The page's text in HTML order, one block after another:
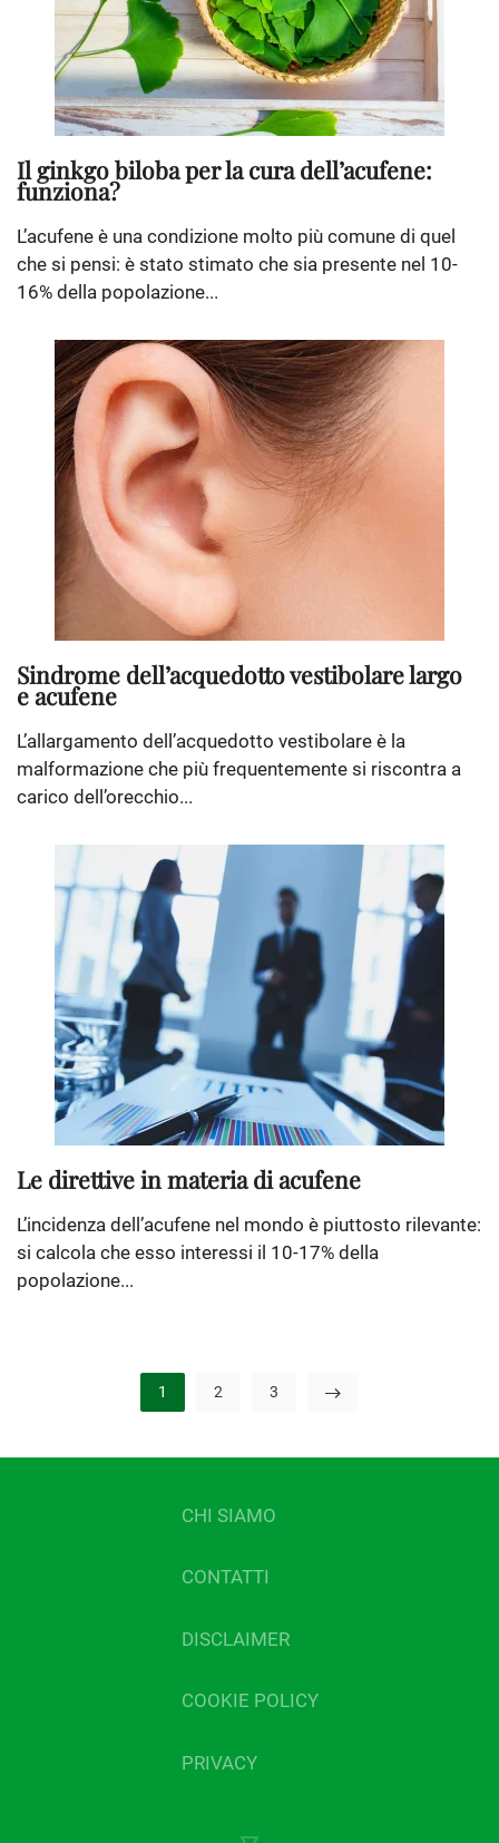
Il ginkgo biloba per la cura dell’acufene:
funziona?
L’acufene è una condizione molto più comune di quel
che si pensi: è stato stimato che sia presente nel 10-
16% della popolazione...
Sindrome dell’acquedotto vestibolare largo
e acufene
L’allargamento dell’acquedotto vestibolare è la
malformazione che più frequentemente si riscontra a
carico dell’orecchio...
Le direttive in materia di acufene
L’incidenza dell’acufene nel mondo è piuttosto rilevante:
si calcola che esso interessi il 10-17% della
popolazione...
1 2 3
CHI SIAMO
CONTATTI
DISCLAIMER
COOKIE POLICY
PRIVACY